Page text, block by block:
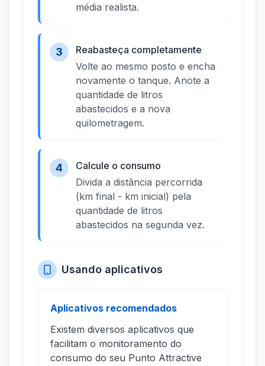
média realista.
3
Reabasteça completamente
Volte ao mesmo posto e encha
novamente o tanque. Anote a
quantidade de litros
abastecidos e a nova
quilometragem.
4
Calcule o consumo
Divida a distância percorrida
(km final - km inicial) pela
quantidade de litros
abastecidos na segunda vez.
Usando aplicativos
Aplicativos recomendados
Existem diversos aplicativos que
facilitam o monitoramento do
consumo do seu Punto Attractive